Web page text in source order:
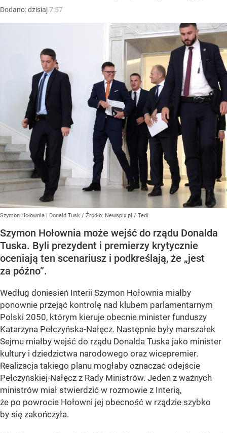
Dodano:dzisiaj7:57
Szymon Hołownia i Donald Tusk / Źródło: Newspix.pl / Tedi
Szymon Hołownia może wejść do rządu Donalda
Tuska. Byli prezydent i premierzy krytycznie
oceniają ten scenariusz i podkreślają, że „jest
za późno”.
Według doniesień Interii Szymon Hołownia miałby
ponownie przejąć kontrolę nad klubem parlamentarnym
Polski 2050, którym kieruje obecnie minister funduszy
Katarzyna Pełczyńska-Nałęcz. Następnie były marszałek
Sejmu miałby wejść do rządu Donalda Tuska jako minister
kultury i dziedzictwa narodowego oraz wicepremier.
Realizacja takiego planu mogłaby oznaczać odejście
Pełczyńskiej-Nałęcz z Rady Ministrów. Jeden z ważnych
ministrów miał stwierdzić w rozmowie z Interią,
że po powrocie Hołowni jej obecność w rządzie szybko
by się zakończyła.